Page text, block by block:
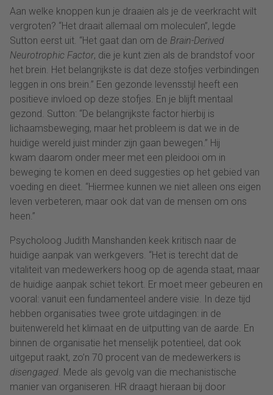
Aan welke knoppen kun je draaien als je de veerkracht wilt
vergroten? “Het draait allemaal om moleculen”, legde
Sutton eerst uit. “Het gaat dan om de Brain-Derived
Neurotrophic Factor, die je kunt zien als de brandstof voor
het brein. Het belangrijkste is dat deze stofjes verbindingen
leggen in ons brein.” Een gezonde levensstijl heeft een
positieve invloed op deze stofjes. En je blijft mentaal
gezond. Sutton: “De belangrijkste factor hierbij is
lichaamsbeweging, maar het probleem is dat we in de
huidige wereld juist minder zijn gaan bewegen.” Hij
kwam daarom onder meer met een pleidooi om in
beweging te komen en deed suggesties op het gebied van
voeding en dieet. “Hiermee kunnen we niet alleen ons eigen
leven verbeteren, maar ook dat van de mensen om ons
heen.”
Psycholoog Judith Manshanden keek kritisch naar de
huidige aanpak van werkgevers. “Het is terecht dat de
vitaliteit van medewerkers hoog op de agenda staat, maar
de huidige aanpak schiet tekort. Er moet meer gebeuren en
vooral: vanuit een fundamenteel andere visie. In deze tijd
hebben organisaties twee grote uitdagingen: in de
buitenwereld het klimaat en de uitputting van de aarde. En
binnen de organisatie het menselijk potentieel, dat ook
uitgeput raakt, zo’n 70 procent van de medewerkers is
disengaged. Mede als gevolg van die mechanistische
manier van organiseren. HR draagt hieraan bij door